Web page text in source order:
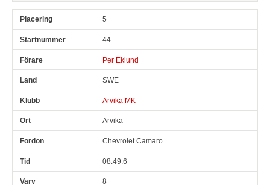
5
44
Per Eklund
SWE
Arvika MK
Arvika
Chevrolet Camaro
08:49.6
8